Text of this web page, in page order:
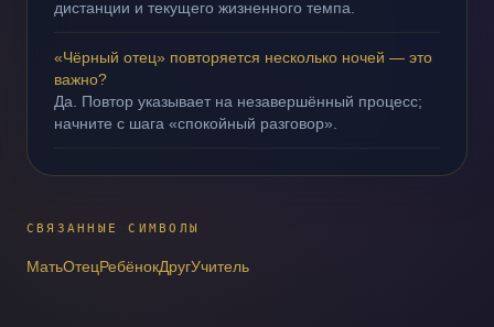
дистанции и текущего жизненного темпа.
«Чёрный отец» повторяется несколько ночей — это
важно?
Да. Повтор указывает на незавершённый процесс;
начните с шага «спокойный разговор».
СВЯЗАННЫЕ СИМВОЛЫ
МатьОтецРебёнокДругУчитель